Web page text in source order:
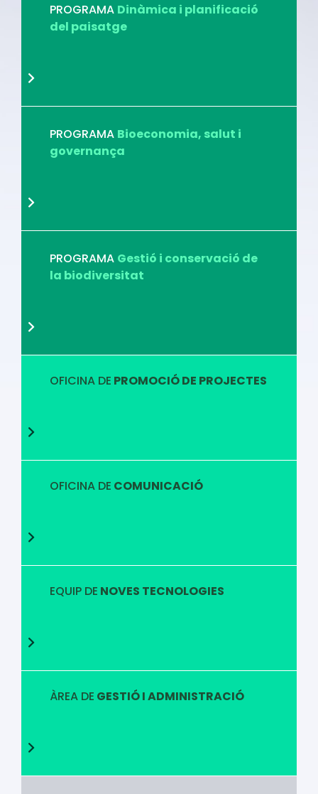
PROGRAMA Dinàmica i planificació
del paisatge
PROGRAMA Bioeconomia, salut i
governança
PROGRAMA Gestió i conservació de
la biodiversitat
OFICINA DE PROMOCIÓ DE PROJECTES
OFICINA DE COMUNICACIÓ
EQUIP DE NOVES TECNOLOGIES
ÀREA DE GESTIÓ I ADMINISTRACIÓ